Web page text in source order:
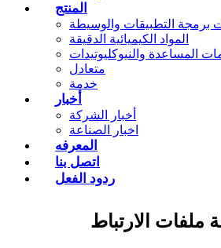
المنتج
برمجة التطبيقات والوسيطة
المواد الكيميائية الدقيقة
المساعدة والنيوكليوتيدات
متعادل
خدمة
أخبار
أخبار الشركة
اخبار الصناعة
المعرفه
اتصل بنا
ردود الفعل
ملفات الارتباط